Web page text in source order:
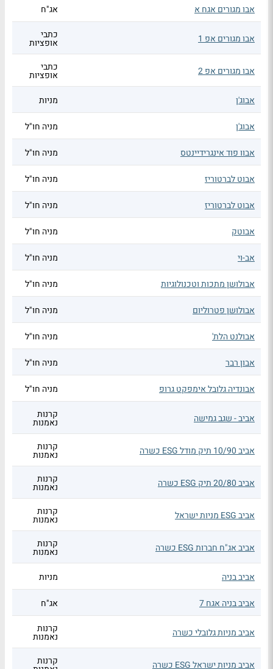
אבו מגורים אגח א אג"ח
אבו מגורים אפ 1 כתבי
אופציות
אבו מגורים אפ 2 כתבי
אופציות
אבוג'ן
מניות
אבוג'ן מניה חו"ל
אבוו פוד אינגרידיינטס מניה חו"ל
אבוט לברטוריז מניה חו"ל
אבוט לברטוריז מניה חו"ל
אבוטק מניה חו"ל
אב-וי מניה חו"ל
אבולושן מתכות וטכנולוגיות מניה חו"ל
אבולושן פטרוליום מניה חו"ל
אבולנט הלת' מניה חו"ל
אבון רבר מניה חו"ל
אבונדיה גלובל אימפקט גרופ מניה חו"ל
אביב - שגב גמישה קרנות
נאמנות
אביב 10/90 תיק מודל ESG כשרה קרנות
נאמנות
אביב 20/80 תיק ESG כשרה קרנות
נאמנות
אביב ESG מניות ישראל קרנות
נאמנות
אביב אג"ח חברות ESG כשרה קרנות
נאמנות
אביב בניה
מניות
אביב בניה אגח 7 אג"ח
אביב מניות גלובלי כשרה קרנות
נאמנות
אביב מניות ישראל ESG כשרה קרנות